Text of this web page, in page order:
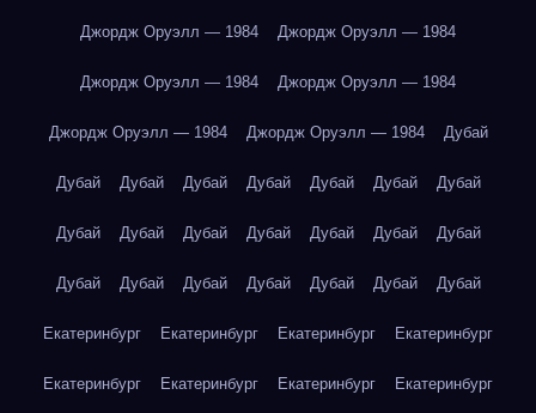
Джордж Оруэлл — 1984 Джордж Оруэлл — 1984
Джордж Оруэлл — 1984 Джордж Оруэлл — 1984
Джордж Оруэлл — 1984 Джордж Оруэлл — 1984 Дубай
Дубай Дубай Дубай Дубай Дубай Дубай Дубай
Дубай Дубай Дубай Дубай Дубай Дубай Дубай
Дубай Дубай Дубай Дубай Дубай Дубай Дубай
Екатеринбург Екатеринбург Екатеринбург Екатеринбург
Екатеринбург Екатеринбург Екатеринбург Екатеринбург